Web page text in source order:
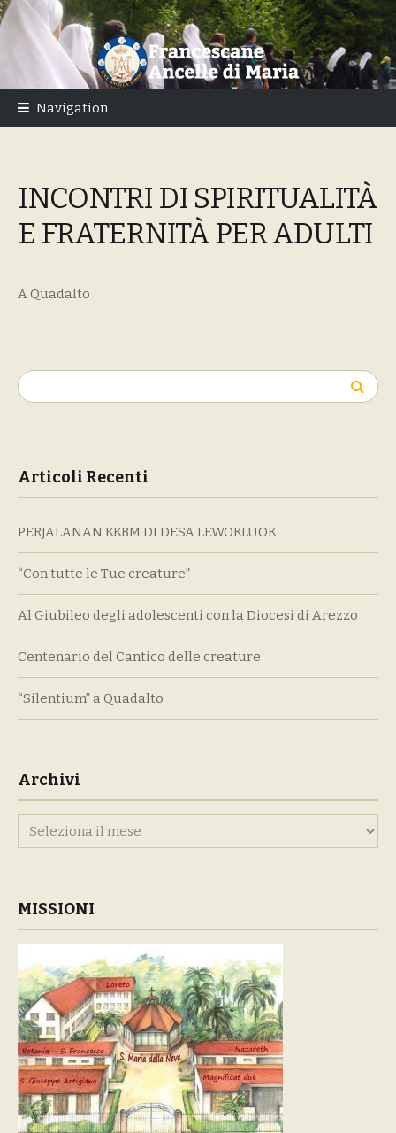
navigation
content
Navigation
INCONTRI DI SPIRITUALITÀ
E FRATERNITÀ PER ADULTI
A Quadalto
Ricerca
per:
Articoli Recenti
PERJALANAN KKBM DI DESA LEWOKLUOK
“Con tutte le Tue creature”
Al Giubileo degli adolescenti con la Diocesi di Arezzo
Centenario del Cantico delle creature
“Silentium” a Quadalto
Archivi
Archivi
MISSIONI